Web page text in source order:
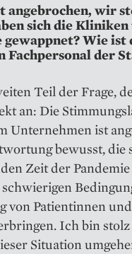
angebrochen, wir
sich die
gewappnet? Wie
Fachpersonal der
Teil der ­Frage,
an: Die
Unternehmen ist
bewusst, die
Zeit der
von Patientinnen
Ich bin
Situation